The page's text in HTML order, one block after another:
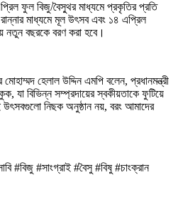
ফুল বিজু/বৈসু্থর মাধ্যমে প্রকৃতির প্রতি
মাধ্যমে মূল উৎসব এবং ১৪ এপ্রিল
নতুন বছরকে বরণ করা হবে।
হেলাল উদ্দিন এমপি বলেন, প্রধানমন্ত্রী
যা বিভিন্ন সম্প্রদায়ের স্বকীয়তাকে ফুটিয়ে
নিছক অনুষ্ঠান নয়, বরং আমাদের
#বিজু #সাংগ্রাই #বৈসু #বিষু #চাংক্রান